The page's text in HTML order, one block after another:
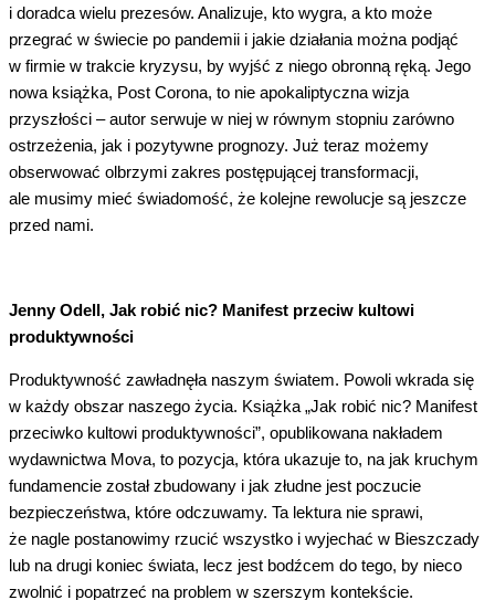
i doradca wielu prezesów. Analizuje, kto wygra, a kto może
przegrać w świecie po pandemii i jakie działania można podjąć
w firmie w trakcie kryzysu, by wyjść z niego obronną ręką. Jego
nowa książka, Post Corona, to nie apokaliptyczna wizja
przyszłości – autor serwuje w niej w równym stopniu zarówno
ostrzeżenia, jak i pozytywne prognozy. Już teraz możemy
obserwować olbrzymi zakres postępującej transformacji,
ale musimy mieć świadomość, że kolejne rewolucje są jeszcze
przed nami.
Jenny Odell, Jak robić nic? Manifest przeciw kultowi
produktywności
Produktywność zawładnęła naszym światem. Powoli wkrada się
w każdy obszar naszego życia. Książka „Jak robić nic? Manifest
przeciwko kultowi produktywności”, opublikowana nakładem
wydawnictwa Mova, to pozycja, która ukazuje to, na jak kruchym
fundamencie został zbudowany i jak złudne jest poczucie
bezpieczeństwa, które odczuwamy. Ta lektura nie sprawi,
że nagle postanowimy rzucić wszystko i wyjechać w Bieszczady
lub na drugi koniec świata, lecz jest bodźcem do tego, by nieco
zwolnić i popatrzeć na problem w szerszym kontekście.